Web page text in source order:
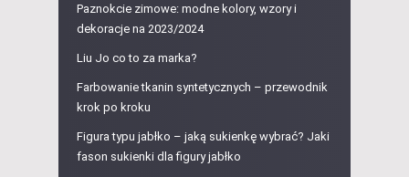
Paznokcie zimowe: modne kolory, wzory i
dekoracje na 2023/2024
Liu Jo co to za marka?
Farbowanie tkanin syntetycznych – przewodnik
krok po kroku
Figura typu jabłko – jaką sukienkę wybrać? Jaki
fason sukienki dla figury jabłko